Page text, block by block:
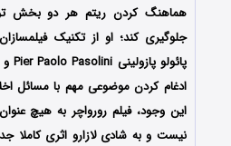
هماهنگ کردن ریتم هر دو بخش
جلوگیری کند؛ او از تکنیک
ادغام کردن موضوعی مهم با مسائل
این‌ وجود، فیلم رورواچر به‌ هیچ‌
نیست و به شادی لازارو اثری کاملا